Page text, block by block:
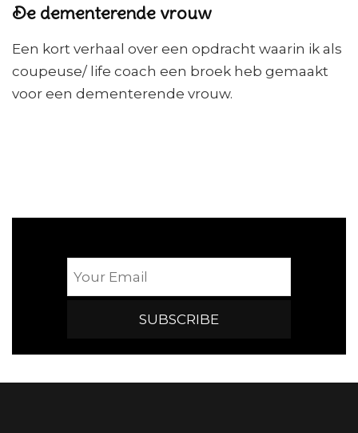
De dementerende vrouw
Een kort verhaal over een opdracht waarin ik als
coupeuse/ life coach een broek heb gemaakt
voor een dementerende vrouw.